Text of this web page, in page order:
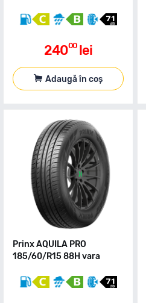
24000 lei
Adaugă în coș
Prinx AQUILA PRO
185/60/R15 88H vara